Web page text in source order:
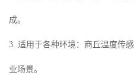
成。
3. 适用于各种环境：商丘温度传
业场景。